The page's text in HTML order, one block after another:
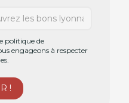
politique de
engageons à respecter